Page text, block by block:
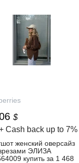
$
Cash back up to 7%
женский оверсайз
ЭЛИЗА
купить за 1 468